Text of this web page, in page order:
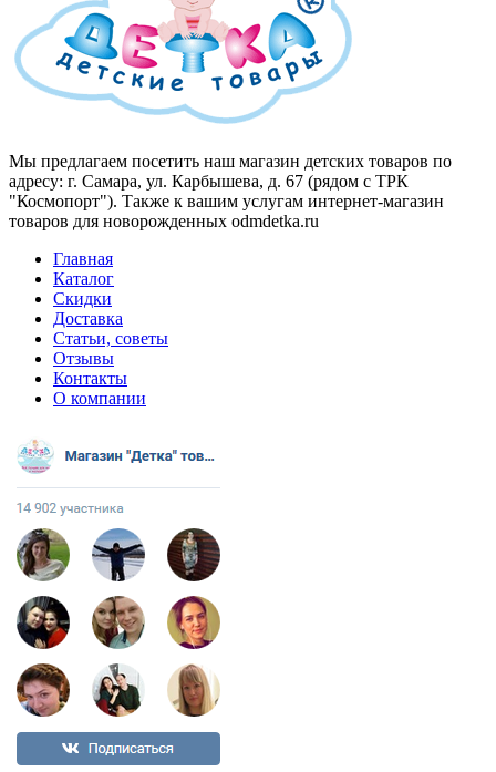
Мы предлагаем посетить наш магазин детских товаров по
адресу: г. Самара, ул. Карбышева, д. 67 (рядом с ТРК
"Космопорт"). Также к вашим услугам интернет-магазин
товаров для новорожденных odmdetka.ru
Главная
Каталог
Скидки
Доставка
Статьи, советы
Отзывы
Контакты
О компании